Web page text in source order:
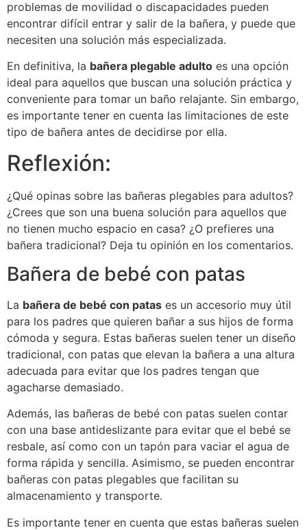
problemas de movilidad o discapacidades pueden
encontrar difícil entrar y salir de la bañera, y puede que
necesiten una solución más especializada.
En definitiva, la bañera plegable adulto es una opción
ideal para aquellos que buscan una solución práctica y
conveniente para tomar un baño relajante. Sin embargo,
es importante tener en cuenta las limitaciones de este
tipo de bañera antes de decidirse por ella.
Reflexión:
¿Qué opinas sobre las bañeras plegables para adultos?
¿Crees que son una buena solución para aquellos que
no tienen mucho espacio en casa? ¿O prefieres una
bañera tradicional? Deja tu opinión en los comentarios.
Bañera de bebé con patas
La bañera de bebé con patas es un accesorio muy útil
para los padres que quieren bañar a sus hijos de forma
cómoda y segura. Estas bañeras suelen tener un diseño
tradicional, con patas que elevan la bañera a una altura
adecuada para evitar que los padres tengan que
agacharse demasiado.
Además, las bañeras de bebé con patas suelen contar
con una base antideslizante para evitar que el bebé se
resbale, así como con un tapón para vaciar el agua de
forma rápida y sencilla. Asimismo, se pueden encontrar
bañeras con patas plegables que facilitan su
almacenamiento y transporte.
Es importante tener en cuenta que estas bañeras suelen